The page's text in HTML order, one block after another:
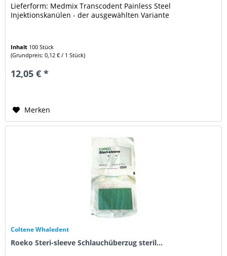
Lieferform: Medmix Transcodent Painless Steel
Injektionskanülen - der ausgewählten Variante
Inhalt 100 Stück
(Grundpreis: 0,12 € / 1 Stück)
12,05 € *
Merken
Coltene Whaledent
Roeko Steri-sleeve Schlauchüberzug steril...